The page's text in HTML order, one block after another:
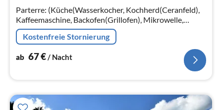
Parterre: (Küche(Wasserkocher, Kochherd(Ceranfeld),
Kaffeemaschine, Backofen(Grillofen), Mikrowelle,
Spülmaschine, Kühlschrank(+ Gefrierfach))
Kostenfreie Stornierung
ab 67€/ Nacht